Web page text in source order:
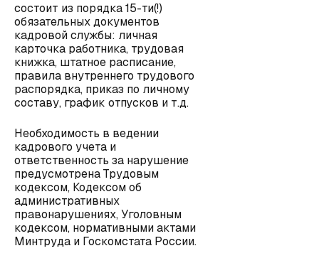
состоит из порядка 15-ти(!)
обязательных документов
кадровой службы: личная
карточка работника, трудовая
книжка, штатное расписание,
правила внутреннего трудового
распорядка, приказ по личному
составу, график отпусков и т.д.
Необходимость в ведении
кадрового учета и
ответственность за нарушение
предусмотрена Трудовым
кодексом, Кодексом об
административных
правонарушениях, Уголовным
кодексом, нормативными актами
Минтруда и Госкомстата России.